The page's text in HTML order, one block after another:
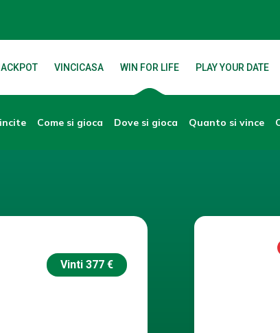
VINCICASA WIN FOR LIFE PLAY YOUR DATE
Come si gioca Dove si gioca Quanto si vince
Vinti 377 €